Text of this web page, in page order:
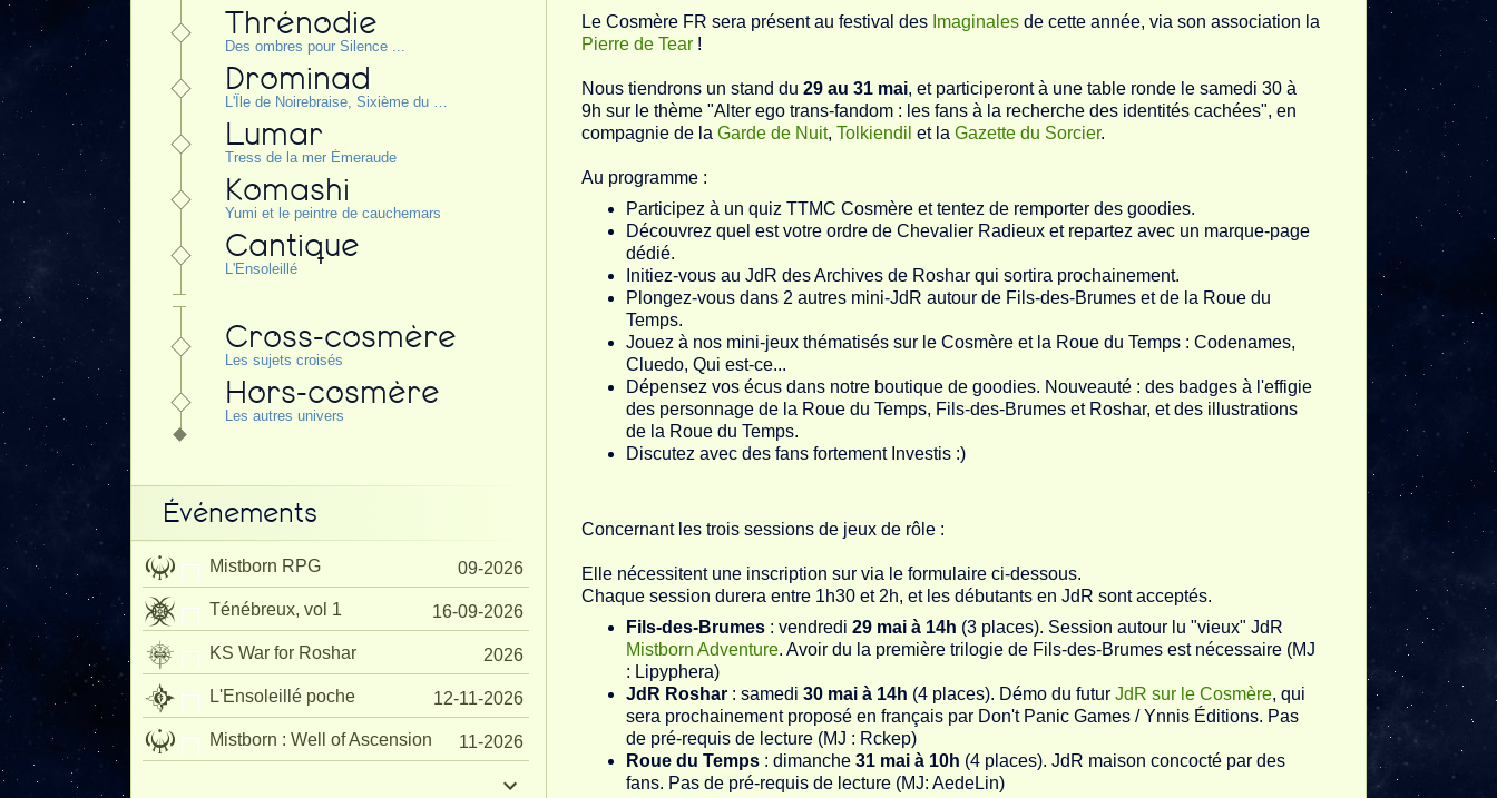
Thrénodie
Des ombres pour Silence ...
Drominad
L'Île de Noirebraise, Sixième du Crépuscule
Lumar
Tress de la mer Émeraude
Komashi
Yumi et le peintre de cauchemars
Cantique
L'Ensoleillé
Cross-cosmère
Les sujets croisés
Hors-cosmère
Les autres univers
Événements
Mistborn RPG 09-2026
Ténébreux, vol 1 16-09-2026
KS War for Roshar 2026
L'Ensoleillé poche 12-11-2026
Mistborn : Well of Ascension 11-2026
Le Cosmère FR sera présent au festival des Imaginales de cette année, via son association la
Pierre de Tear !
Nous tiendrons un stand du29 au 31 mai, et participeront à une table ronde le samedi 30 à
9h sur le thème "Alter ego trans-fandom : les fans à la recherche des identités cachées", en
compagnie de laGarde de Nuit,Tolkiendil et laGazette du Sorcier.
Au programme :
Participez à un quiz TTMC Cosmère et tentez de remporter des goodies.
Découvrez quel est votre ordre de Chevalier Radieux et repartez avec un marque-page
dédié.
Initiez-vous au JdR des Archives de Roshar qui sortira prochainement.
Plongez-vous dans 2 autres mini-JdR autour de Fils-des-Brumes et de la Roue du
Temps.
Jouez à nos mini-jeux thématisés sur le Cosmère et la Roue du Temps : Codenames,
Cluedo, Qui est-ce...
Dépensez vos écus dans notre boutique de goodies. Nouveauté : des badges à l'effigie
des personnage de la Roue du Temps, Fils-des-Brumes et Roshar, et des illustrations
de la Roue du Temps.
Discutez avec des fans fortement Investis :)
Concernant les trois sessions de jeux de rôle :
Elle nécessitent une inscription sur via le formulaire ci-dessous.
Chaque session durera entre 1h30 et 2h, et les débutants en JdR sont acceptés.
Fils-des-Brumes : vendredi29 mai à 14h (3 places). Session autour lu "vieux" JdR
Mistborn Adventure. Avoir du la première trilogie de Fils-des-Brumes est nécessaire (MJ
: Lipyphera)
JdR Roshar : samedi30 mai à 14h (4 places). Démo du futurJdR sur le Cosmère, qui
sera prochainement proposé en français par Don't Panic Games / Ynnis Éditions. Pas
de pré-requis de lecture (MJ : Rckep)
Roue du Temps : dimanche31 mai à 10h (4 places). JdR maison concocté par des
fans. Pas de pré-requis de lecture (MJ: AedeLin)